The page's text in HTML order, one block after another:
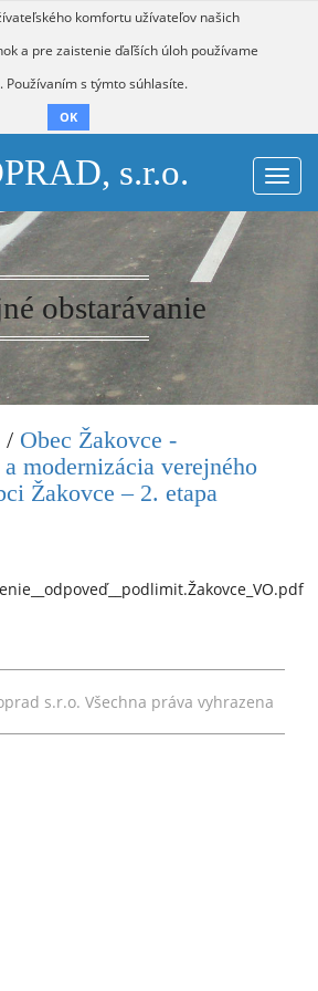
komfortu užívateľov našich
a pre zaistenie ďaľších úloh používame
Používaním s týmto súhlasíte.
OK
s.r.o.
obstarávanie
/ Obec Žakovce -
modernizácia verejného
Žakovce – 2. etapa
s.r.o. Všechna práva vyhrazena